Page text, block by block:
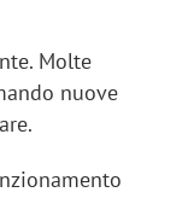
Molte
nuove